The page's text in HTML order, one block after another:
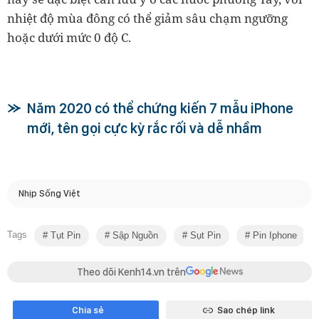
nhiệt độ mùa đông có thể giảm sâu chạm ngưỡng
hoặc dưới mức 0 độ C.
Năm 2020 có thể chứng kiến 7 mẫu iPhone
mới, tên gọi cực kỳ rắc rối và dễ nhầm
Nhịp Sống Việt
Tags Tụt Pin Sập Nguồn Sụt Pin Pin Iphone
Theo dõi Kenh14.vn trên
Chia sẻ Sao chép link